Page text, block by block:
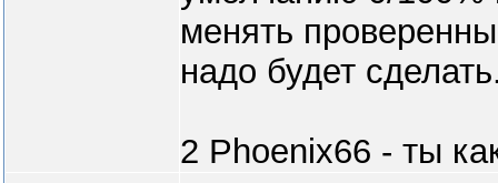
менять
надо будет
2 Phoenix66 - ты